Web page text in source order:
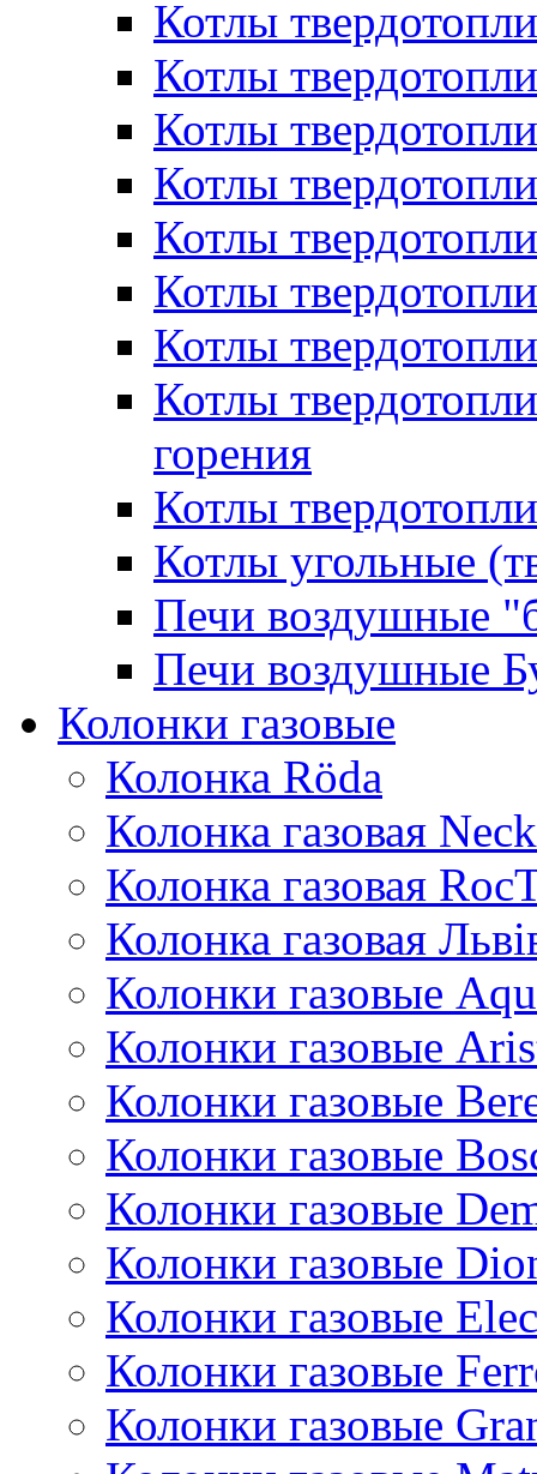
Котлы
Котлы
Котлы
Котлы
Котлы
Котлы
Котлы
Котлы
горения
Котлы
Котлы угольные
Печи воздушные
Печи воздушные
Колонки газовые
Колонка Rӧda
Колонка газовая
Колонка газовая
Колонка газовая
Колонки газовые
Колонки газовые
Колонки газовые
Колонки газовые
Колонки газовые
Колонки газовые
Колонки газовые
Колонки газовые
Колонки газовые